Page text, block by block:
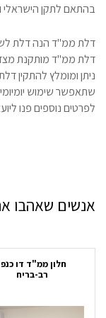
בהתאם לתקן הישראלי
דלת ממ"ד הנה דלת
דלת ממ"ד מותקנת
ניתן ומומלץ להתקין
שתאפשר שימוש יומיומי
לפרטים נוספים פנו
אנשים שאהבו
חלון ממ"ד דו
רב-בריח